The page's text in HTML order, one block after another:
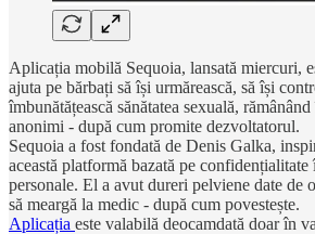
Aplicația mobilă Sequoia, lansată miercuri,
ajuta pe bărbați să își urmărească, să își
îmbunătățească sănătatea sexuală,
anonimi - după cum promite dezvoltatorul.
Sequoia a fost fondată de Denis Galka,
această platformă bazată pe
personale. El a avut dureri pelviene date de
să meargă la medic - după cum povestește.
Aplicația este valabilă deocamdată doar în